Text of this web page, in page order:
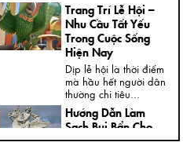
Trang Trí Lễ Hội –
Nhu Cầu Tất Yếu
Trong Cuộc Sống
Hiện Nay
Dịp lễ hội là thời điểm
mà hầu hết người dân
thường chi tiêu...
Hướng Dẫn Làm
Sạch Bụi Bẩn Cho
Tượng Thạch Cao